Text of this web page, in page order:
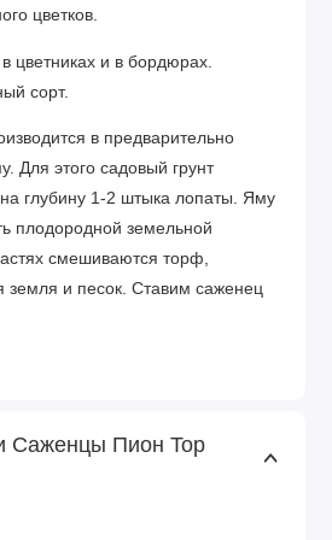
цветков.
цветниках и в бордюрах.
сорт.
в предварительно
Для этого садовый грунт
глубину 1-2 штыка лопаты. Яму
плодородной земельной
смешиваются торф,
земля и песок. Ставим саженец
утрамбовываем почвосмесь
кустами и своевременным
Саженцы Пион Top